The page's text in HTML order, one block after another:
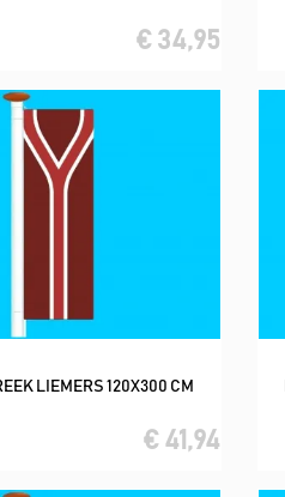
€ 34,95
winkelwagen
LIEMERS 120X300 CM
€ 41,94